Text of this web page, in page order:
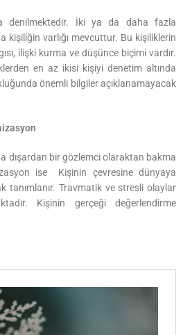
denilmektedir. İki ya da daha fazla
kişiliğin varlığı mevcuttur. Bu kişiliklerin
ilişki kurma ve düşünce biçimi vardır.
en az ikisi kişiyi denetim altında
önemli bilgiler açıklanamayacak
dışardan bir gözlemci olaraktan bakma
ise Kişinin çevresine dünyaya
tanımlanır. Travmatik ve stresli olaylar
Kişinin gerçeği değerlendirme